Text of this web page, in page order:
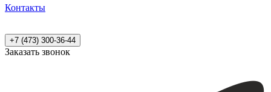
Контакты
+7 (473) 300-36-44
Заказать звонок